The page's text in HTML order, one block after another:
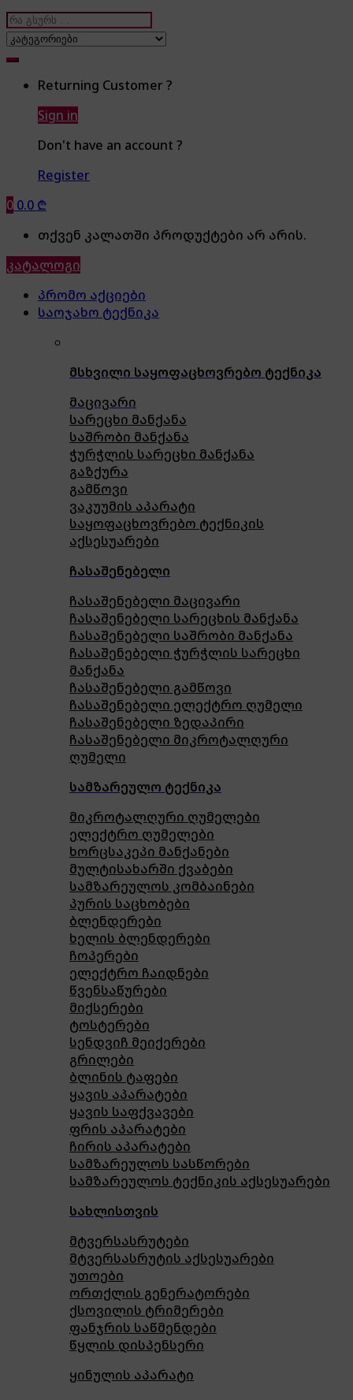
Search
for:
Returning Customer ?
Sign in
Don't have an account ?
Register
0 0.0 ₾
თქვენ კალათში პროდუქტები არ არის.
კატალოგი
პრომო აქციები
საოჯახო ტექნიკა
მსხვილი საყოფაცხოვრებო ტექნიკა
მაცივარი
სარეცხი მანქანა
საშრობი მანქანა
ჭურჭლის სარეცხი მანქანა
გაზქურა
გამწოვი
ვაკუუმის აპარატი
საყოფაცხოვრებო ტექნიკის
აქსესუარები
ჩასაშენებელი
ჩასაშენებელი მაცივარი
ჩასაშენებელი სარეცხის მანქანა
ჩასაშენებელი საშრობი მანქანა
ჩასაშენებელი ჭურჭლის სარეცხი
მანქანა
ჩასაშენებელი გამწოვი
ჩასაშენებელი ელექტრო ღუმელი
ჩასაშენებელი ზედაპირი
ჩასაშენებელი მიკროტალღური
ღუმელი
სამზარეულო ტექნიკა
მიკროტალღური ღუმელები
ელექტრო ღუმელები
ხორცსაკეპი მანქანები
მულტისახარში ქვაბები
სამზარეულოს კომბაინები
პურის საცხობები
ბლენდერები
ხელის ბლენდერები
ჩოპერები
ელექტრო ჩაიდნები
წვენსაწურები
მიქსერები
ტოსტერები
სენდვიჩ მეიქერები
გრილები
ბლინის ტაფები
ყავის აპარატები
ყავის საფქვავები
ფრის აპარატები
ჩირის აპარატები
სამზარეულოს სასწორები
სამზარეულოს ტექნიკის აქსესუარები
სახლისთვის
მტვერსასრუტები
მტვერსასრუტის აქსესუარები
უთოები
ორთქლის გენერატორები
ქსოვილის ტრიმერები
ფანჯრის საწმენდები
წყლის დისპენსერი
ყინულის აპარატი